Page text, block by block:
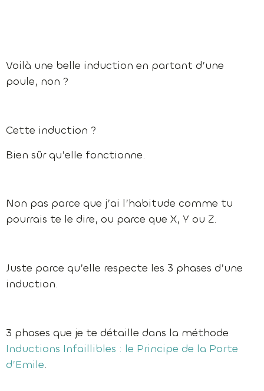
Voilà une belle induction en partant d’une
poule, non ?
Cette induction ?
Bien sûr qu’elle fonctionne.
Non pas parce que j’ai l’habitude comme tu
pourrais te le dire, ou parce que X, Y ou Z.
Juste parce qu’elle respecte les 3 phases d’une
induction.
3 phases que je te détaille dans la méthode
Inductions Infaillibles : le Principe de la Porte
d’Emile.